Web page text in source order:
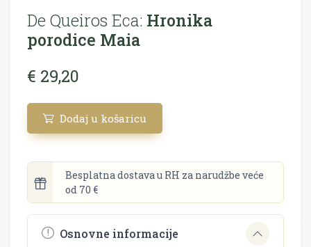
De Queiros Eca: Hronika
porodice Maia
€ 29,20
Dodaj u košaricu
Besplatna dostava u RH za narudžbe veće
od 70 €
Osnovne informacije